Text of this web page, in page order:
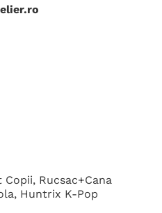
Rucsac+Cana
Huntrix K-Pop